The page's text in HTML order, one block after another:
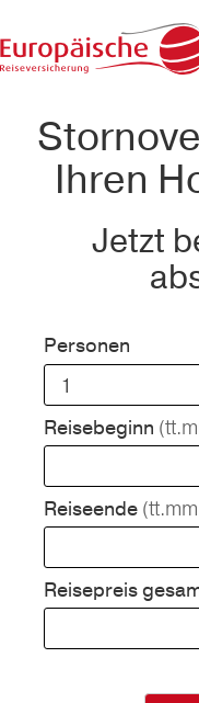
Ihren
Jetzt
Personen
Reisebeginn
Reiseende
Reisepreis